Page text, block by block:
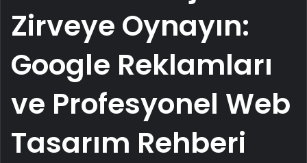
Zirveye Oynayın:
Google Reklamları
ve Profesyonel Web
Tasarım Rehberi